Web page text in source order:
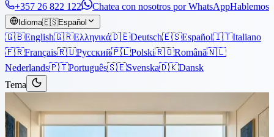
+357 26 822 122 Chatea con nosotros por WhatsAppHablemos
Idioma🇪🇸Español
🇬🇧English🇬🇷Ελληνικά🇩🇪Deutsch🇪🇸Español🇮🇹Italiano
🇫🇷Français🇷🇺Русский🇵🇱Polski🇷🇴Română🇳🇱
Nederlands🇵🇹Português🇸🇪Svenska🇩🇰Dansk
Tema
Artículos
Lectura de 5 min